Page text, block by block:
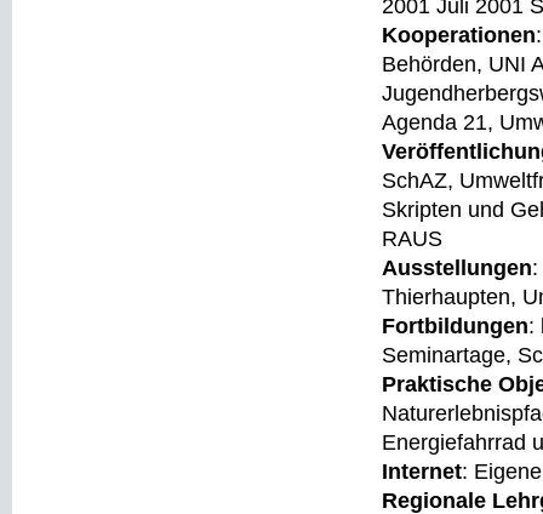
2001 Juli 2001
Kooperationen
Behörden, UNI
Agenda 21,
SchAZ,
Skripten und
RAUS
Ausstellungen
Thierhaupten,
Fortbildungen:
Seminartage,
Praktische
Energiefahrrad
Internet:
Regionale